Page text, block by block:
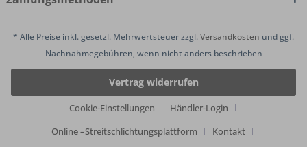
* Alle Preise inkl. gesetzl. Mehrwertsteuer zzgl.Versandkosten und ggf.
Nachnahmegebühren, wenn nicht anders beschrieben
Vertrag widerrufen
Cookie-Einstellungen
Händler-Login
Online –Streitschlichtungsplattform
Kontakt